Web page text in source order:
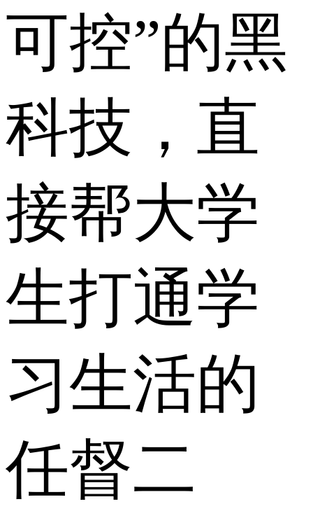
可控”的黑
科技，直
接帮大学
生打通学
习生活的
任督二